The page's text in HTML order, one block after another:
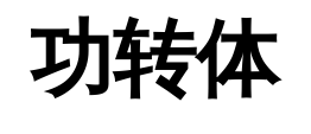
功转体